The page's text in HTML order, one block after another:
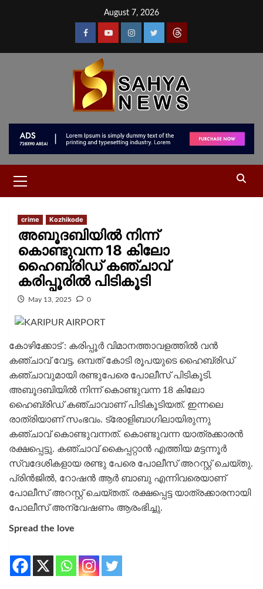
August 7, 2026
crime Kozhikode
അബൂദബിയില്‍ നിന്ന്
കൊണ്ടുവന്ന 18 കിലോ
ഹൈബ്രിഡ് കഞ്ചാവ്
കരിപ്പൂരിൽ പിടികൂടി
May 13, 2025 0
കോഴിക്കോട് : കരിപ്പൂര്‍ വിമാനത്താവളത്തില്‍ വന്‍
കഞ്ചാവ് വേട്ട. ഒമ്പത് കോടി രൂപയുടെ ഹൈബ്രിഡ്
കഞ്ചാവുമായി രണ്ടുപേരെ പോലീസ് പിടികൂടി.
അബൂദബിയില്‍ നിന്ന് കൊണ്ടുവന്ന 18 കിലോ
ഹൈബ്രിഡ് കഞ്ചാവാണ് പിടികൂടിയത്. ഇന്നലെ
രാത്രിയാണ് സംഭവം. ട്രോളിബാഗിലായിരുന്നു
കഞ്ചാവ് കൊണ്ടുവന്നത്. കൊണ്ടുവന്ന യാത്രക്കാരന്‍
രക്ഷപ്പെട്ടു. കഞ്ചാവ് കൈപ്പറ്റാന്‍ എത്തിയ മട്ടന്നൂര്‍
സ്വദേശികളായ രണ്ടു പേരെ പോലീസ് അറസ്റ്റ് ചെയ്തു.
പ്രിന്‍ജില്‍, റോഷന്‍ ആര്‍ ബാബു എന്നിവരെയാണ്
പോലീസ് അറസ്റ്റ് ചെയ്തത്. രക്ഷപ്പെട്ട യാത്രക്കാരനായി
പോലീസ് അന്വേഷണം ആരംഭിച്ചു.
Spread the love